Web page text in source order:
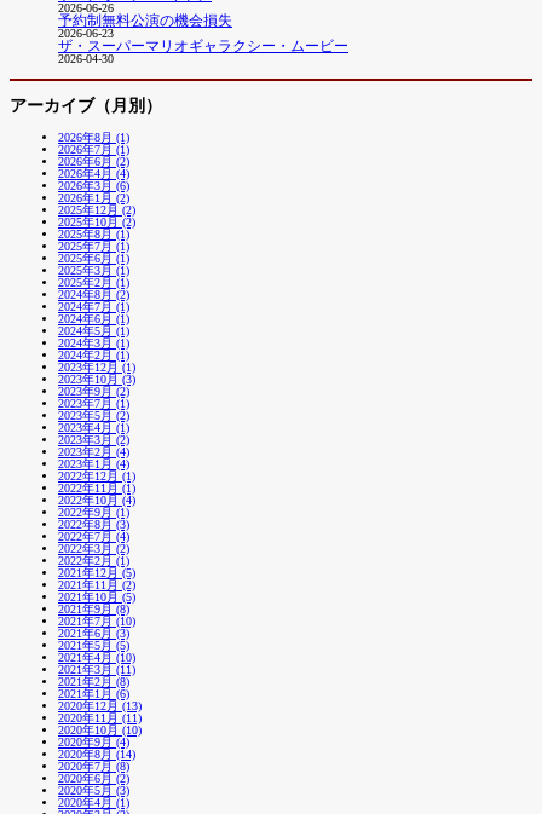
2026-06-26
予約制無料公演の機会損失
2026-06-23
ザ・スーパーマリオギャラクシー・ムービー
2026-04-30
アーカイブ（月別）
2026年8月 (1)
2026年7月 (1)
2026年6月 (2)
2026年4月 (4)
2026年3月 (6)
2026年1月 (2)
2025年12月 (2)
2025年10月 (2)
2025年8月 (1)
2025年7月 (1)
2025年6月 (1)
2025年3月 (1)
2025年2月 (1)
2024年8月 (2)
2024年7月 (1)
2024年6月 (1)
2024年5月 (1)
2024年3月 (1)
2024年2月 (1)
2023年12月 (1)
2023年10月 (3)
2023年9月 (2)
2023年7月 (1)
2023年5月 (2)
2023年4月 (1)
2023年3月 (2)
2023年2月 (4)
2023年1月 (4)
2022年12月 (1)
2022年11月 (1)
2022年10月 (4)
2022年9月 (1)
2022年8月 (3)
2022年7月 (4)
2022年3月 (2)
2022年2月 (1)
2021年12月 (5)
2021年11月 (2)
2021年10月 (5)
2021年9月 (8)
2021年7月 (10)
2021年6月 (3)
2021年5月 (5)
2021年4月 (10)
2021年3月 (11)
2021年2月 (8)
2021年1月 (6)
2020年12月 (13)
2020年11月 (11)
2020年10月 (10)
2020年9月 (4)
2020年8月 (14)
2020年7月 (8)
2020年6月 (2)
2020年5月 (3)
2020年4月 (1)